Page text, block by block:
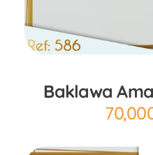
Baklawa